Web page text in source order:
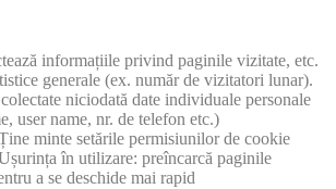
informațiile privind paginile vizitate, etc.
generale (ex. număr de vizitatori lunar).
niciodată date individuale personale
user name, nr. de telefon etc.)
minte setările permisiunilor de cookie
în utilizare: preîncarcă paginile
a se deschide mai rapid